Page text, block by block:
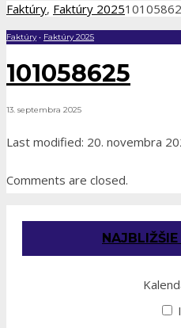
Faktúry, Faktúry 2025
Faktúry• Faktúry 2025
101058625
13. septembra 2025
Last modified: 20. novembra
Comments are closed.